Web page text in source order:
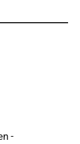
-